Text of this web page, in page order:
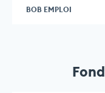
BOB EMPLOI